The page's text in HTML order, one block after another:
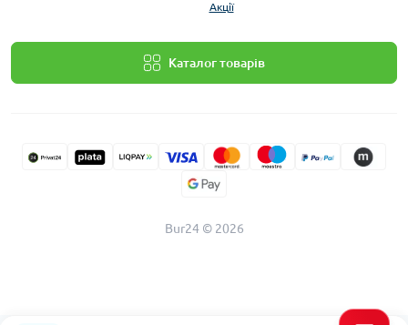
Акції
Каталог товарів
Bur24 © 2026